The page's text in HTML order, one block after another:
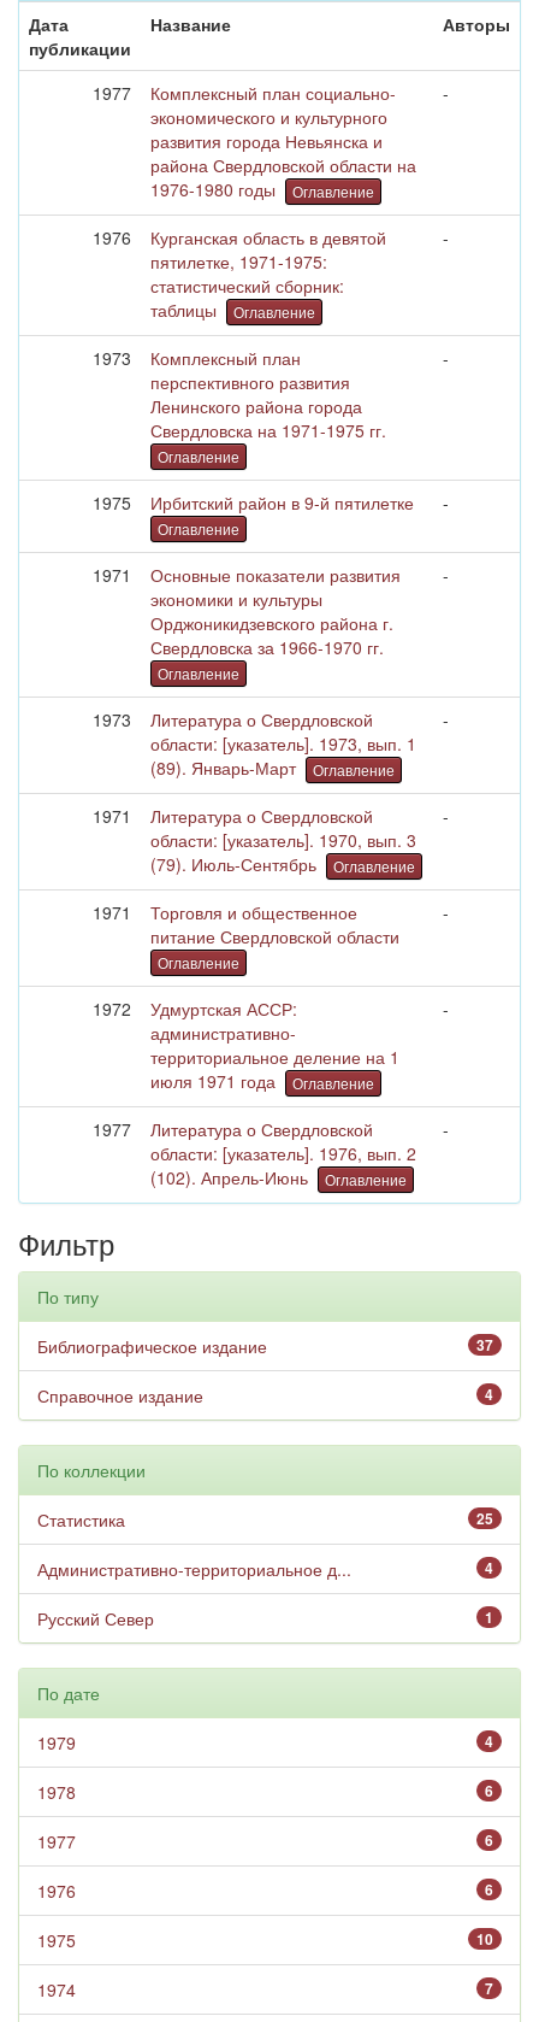
Дата
публикации
Название Авторы
1977
Комплексный план социально-
экономического и культурного
развития города Невьянска и
района Свердловской области на
1976-1980 годы
Оглавление
-
1976
Курганская область в девятой
пятилетке, 1971-1975:
статистический сборник:
таблицы
Оглавление
-
1973
Комплексный план
перспективного развития
Ленинского района города
Свердловска на 1971-1975 гг.
Оглавление
-
1975 Ирбитский район в 9-й пятилетке
Оглавление
-
1971
Основные показатели развития
экономики и культуры
Орджоникидзевского района г.
Свердловска за 1966-1970 гг.
Оглавление
-
1973
Литература о Свердловской
области: [указатель]. 1973, вып. 1
(89). Январь-Март
Оглавление
-
1971
Литература о Свердловской
области: [указатель]. 1970, вып. 3
(79). Июль-Сентябрь
Оглавление
-
1971
Торговля и общественное
питание Свердловской области
Оглавление
-
1972
Удмуртская АССР:
административно-
территориальное деление на 1
июля 1971 года
Оглавление
-
1977
Литература о Свердловской
области: [указатель]. 1976, вып. 2
(102). Апрель-Июнь
Оглавление
-
Фильтр
По типу
37
Библиографическое издание
4
Справочное издание
По коллекции
25
Статистика
4
Административно-территориальное д...
1
Русский Север
По дате
4
1979
6
1978
6
1977
6
1976
10
1975
7
1974